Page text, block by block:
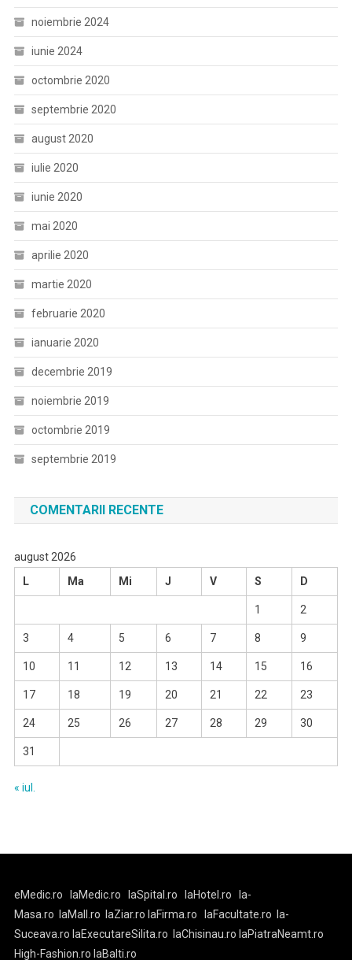
noiembrie 2024
iunie 2024
octombrie 2020
septembrie 2020
august 2020
iulie 2020
iunie 2020
mai 2020
aprilie 2020
martie 2020
februarie 2020
ianuarie 2020
decembrie 2019
noiembrie 2019
octombrie 2019
septembrie 2019
COMENTARII RECENTE
august 2026
L
Ma Mi J V S D
1 2
3 4 5 6 7 8 9
10 11 12 13 14 15 16
17 18 19 20 21 22 23
24 25 26 27 28 29 30
31
« iul.
eMedic.ro laMedic.ro laSpital.ro laHotel.ro
la-
Masa.ro
laMall.ro laZiar.ro laFirma.ro laFacultate.ro
la-
Suceava.ro laExecutareSilita.ro laChisinau.ro laPiatraNeamt.ro
High-Fashion.ro laBalti.ro